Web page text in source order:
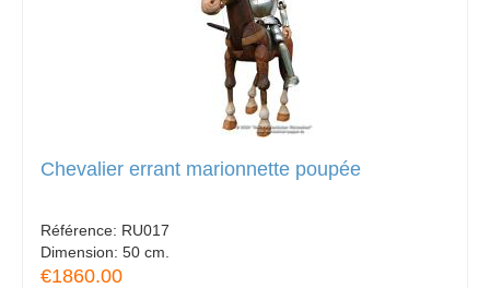
Chevalier errant marionnette poupée
Référence: RU017
Dimension: 50 cm.
€1860.00